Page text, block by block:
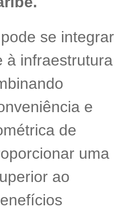
se integrar
à infraestrutura
e
de
uma
ao